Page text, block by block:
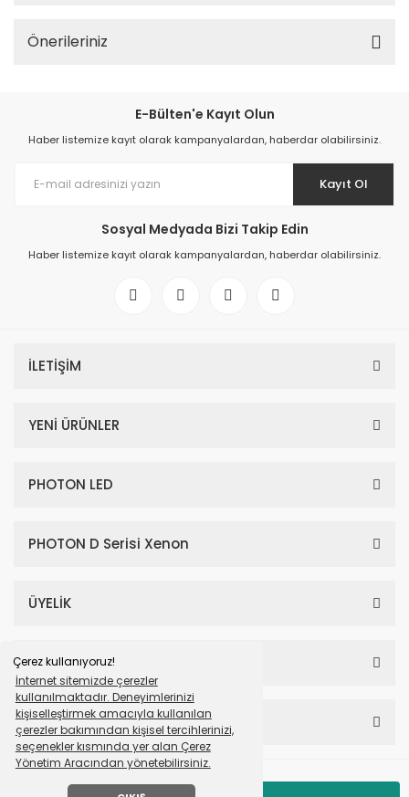
Çerez kullanıyoruz!
İnternet sitemizde çerezler
kullanılmaktadır. Deneyimlerinizi
kişiselleştirmek amacıyla kullanılan
çerezler bakımından kişisel tercihlerinizi,
seçenekler kısmında yer alan Çerez
Yönetim Aracından yönetebilirsiniz.
Önerileriniz
E-Bülten'e Kayıt Olun
Haber listemize kayıt olarak kampanyalardan, haberdar olabilirsiniz.
Kayıt Ol
Sosyal Medyada Bizi Takip Edin
Haber listemize kayıt olarak kampanyalardan, haberdar olabilirsiniz.
İLETİŞİM
YENİ ÜRÜNLER
PHOTON LED
PHOTON D Serisi Xenon
ÜYELİK
SAYFALAR
HESABIM
© Tüm Hakları Saklıdır. Mavera Otomotiv Photon